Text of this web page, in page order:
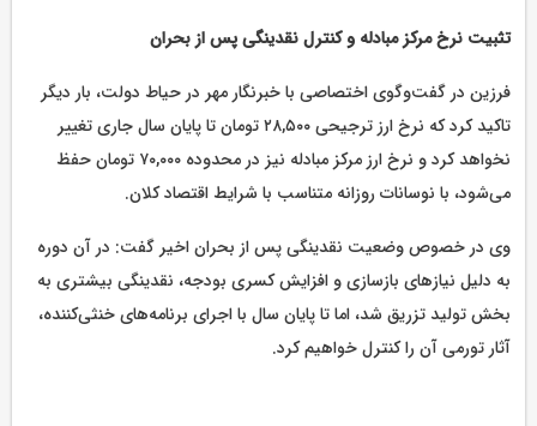
تثبیت نرخ مرکز مبادله و کنترل نقدینگی پس از بحران
فرزین در گفت‌وگوی اختصاصی با خبرنگار مهر در حیاط دولت، بار دیگر
تاکید کرد که نرخ ارز ترجیحی ۲۸,۵۰۰ تومان تا پایان سال جاری تغییر
نخواهد کرد و نرخ ارز مرکز مبادله نیز در محدوده ۷۰,۰۰۰ تومان حفظ
می‌شود، با نوسانات روزانه متناسب با شرایط اقتصاد کلان.
وی در خصوص وضعیت نقدینگی پس از بحران اخیر گفت: در آن دوره
به دلیل نیازهای بازسازی و افزایش کسری بودجه، نقدینگی بیشتری به
بخش تولید تزریق شد، اما تا پایان سال با اجرای برنامه‌های خنثی‌کننده،
آثار تورمی آن را کنترل خواهیم کرد.